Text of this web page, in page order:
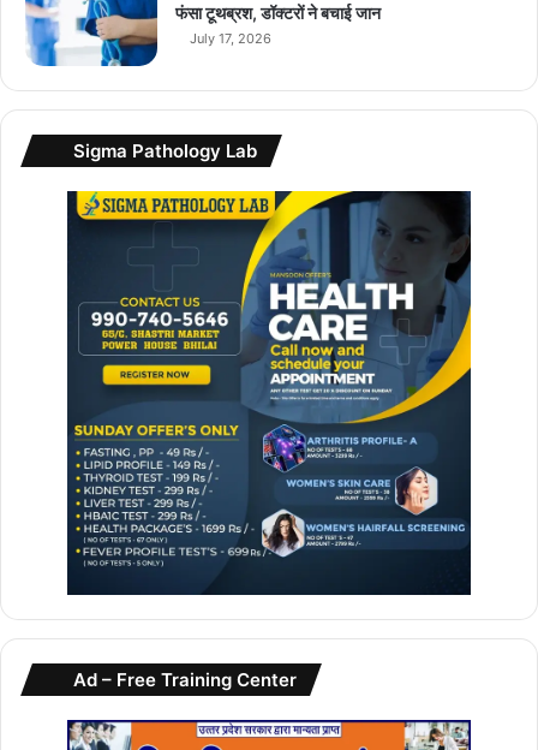
फंसा टूथब्रश, डॉक्टरों ने बचाई जान
July 17, 2026
Sigma Pathology Lab
Ad – Free Training Center